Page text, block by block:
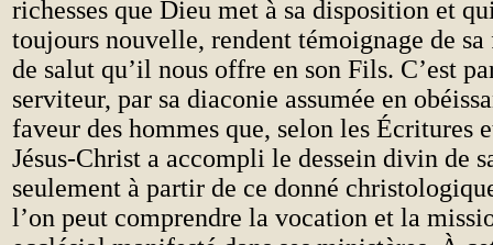
richesses que Dieu met à sa disposition et
toujours nouvelle, rendent témoignage de
de salut qu’il nous offre en son Fils. C’est
serviteur, par sa diaconie assumée en
faveur des hommes que, selon les Écritures
Jésus-Christ a accompli le dessein divin de
seulement à partir de ce donné
l’on peut comprendre la vocation et la